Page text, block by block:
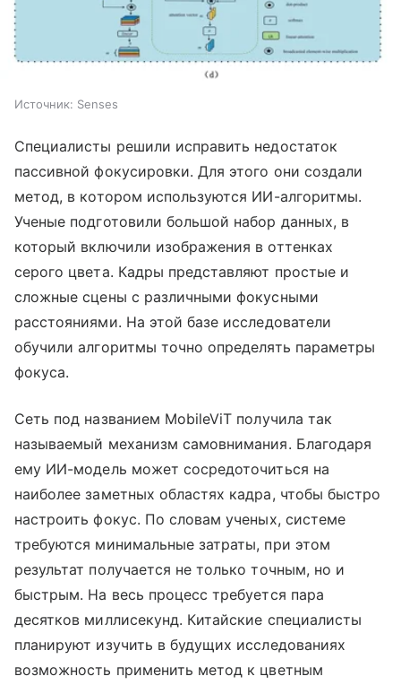
Источник: Senses
Специалисты решили исправить недостаток
пассивной фокусировки. Для этого они создали
метод, в котором используются ИИ-алгоритмы.
Ученые подготовили большой набор данных, в
который включили изображения в оттенках
серого цвета. Кадры представляют простые и
сложные сцены с различными фокусными
расстояниями. На этой базе исследователи
обучили алгоритмы точно определять параметры
фокуса.
Сеть под названием MobileViT получила так
называемый механизм самовнимания. Благодаря
ему ИИ-модель может сосредоточиться на
наиболее заметных областях кадра, чтобы быстро
настроить фокус. По словам ученых, системе
требуются минимальные затраты, при этом
результат получается не только точным, но и
быстрым. На весь процесс требуется пара
десятков миллисекунд. Китайские специалисты
планируют изучить в будущих исследованиях
возможность применить метод к цветным